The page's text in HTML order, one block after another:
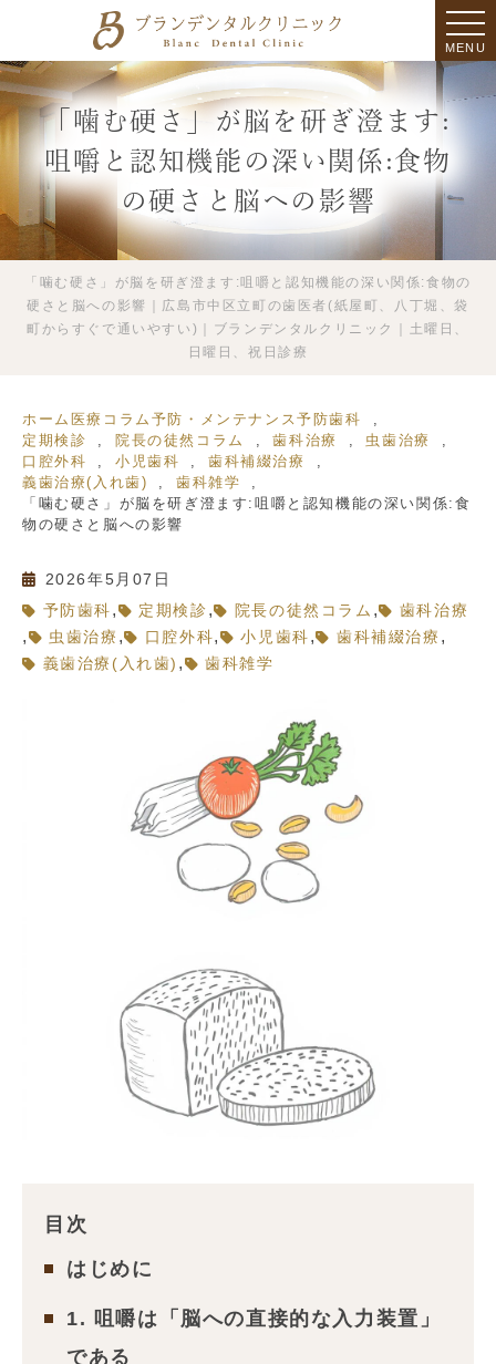
MENU
「噛む硬さ」が脳を研ぎ澄ます:
咀嚼と認知機能の深い関係:食物
の硬さと脳への影響
「噛む硬さ」が脳を研ぎ澄ます:咀嚼と認知機能の深い関係:食物の
硬さと脳への影響｜広島市中区立町の歯医者(紙屋町、八丁堀、袋
町からすぐで通いやすい)｜ブランデンタルクリニック｜土曜日、
日曜日、祝日診療
ホーム 医療コラム 予防・メンテナンス予防歯科
定期検診
院長の徒然コラム 歯科治療
虫歯治療
口腔外科
小児歯科
歯科補綴治療
義歯治療(入れ歯)
歯科雑学
「噛む硬さ」が脳を研ぎ澄ます:咀嚼と認知機能の深い関係:食
物の硬さと脳への影響
2026年5月07日
予防歯科 , 定期検診 , 院長の徒然コラム , 歯科治療
, 虫歯治療 , 口腔外科, 小児歯科 , 歯科補綴治療 ,
義歯治療(入れ歯) , 歯科雑学
目次
はじめに
1. 咀嚼は「脳への直接的な入力装置」
である